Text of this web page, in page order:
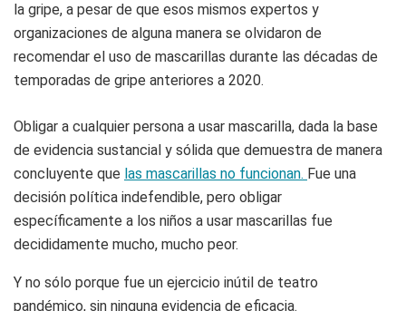
la gripe, a pesar de que esos mismos expertos y
organizaciones de alguna manera se olvidaron de
recomendar el uso de mascarillas durante las décadas de
temporadas de gripe anteriores a 2020.
Obligar a cualquier persona a usar mascarilla, dada la base
de evidencia sustancial y sólida que demuestra de manera
concluyente que las mascarillas no funcionan. Fue una
decisión política indefendible, pero obligar
específicamente a los niños a usar mascarillas fue
decididamente mucho, mucho peor.
Y no sólo porque fue un ejercicio inútil de teatro
pandémico, sin ninguna evidencia de eficacia.